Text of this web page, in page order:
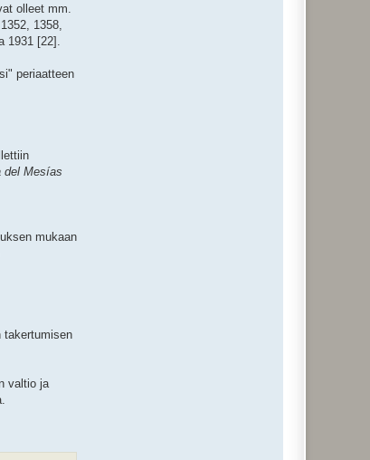
olleet mm.
1358,
1931 [22].
periaatteen
del Mesías
mukaan
takertumisen
valtio ja